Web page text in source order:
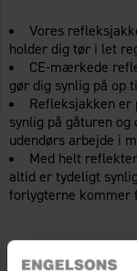
Vores
holder dig tør i let
CE-mærkede
gør dig synlig på op
Refleksjakken
synlig på gåturen
udendørs arbejde i
Med helt
altid er tydeligt
forlygterne kommer
Ofte stillede